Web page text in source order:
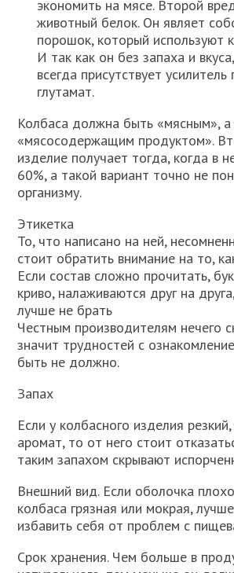
экономить на мясе. Второй
животный белок. Он являет
порошок, который используют
И так как он без запаха и
всегда присутствует
глутамат.
Колбаса должна быть «мясным», а
«мясосодержащим продуктом».
изделие получает тогда, когда в
60%, а такой вариант точно не
организму.
Этикетка
То, что написано на ней,
стоит обратить внимание на то,
Если состав сложно прочитать,
криво, налаживаются друг на
лучше не брать
Честным производителям нечего
значит трудностей с
быть не должно.
Запах
Если у колбасного изделия
аромат, то от него стоит
таким запахом скрывают
Внешний вид. Если оболочка
колбаса грязная или мокрая,
избавить себя от проблем с
Срок хранения. Чем больше в